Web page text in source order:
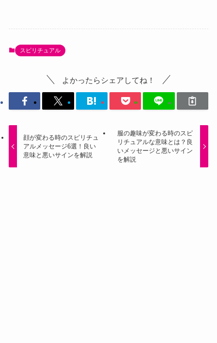
スピリチュアル
よかったらシェアしてね！
顔が変わる時のスピリチュ
アルメッセージ6選！良い
意味と悪いサインを解説
服の趣味が変わる時のスピ
リチュアルな意味とは？良
いメッセージと悪いサイン
を解説